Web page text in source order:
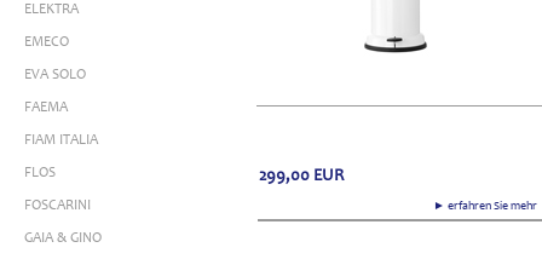
ELEKTRA
EMECO
EVA SOLO
FAEMA
FIAM ITALIA
FLOS
FOSCARINI
GAIA & GINO
► erfahren Sie
299,00 EUR